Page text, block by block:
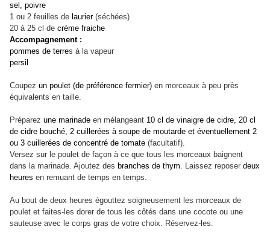
sel, poivre
1 ou 2 feuilles de laurier(séchées)
20 à 25 cl de crème fraiche
Accompagnement :
pommes de terres à la vapeur
persil
Coupez un poulet (de préférence fermier) en morceaux à peu près
équivalents en taille.
Préparez une marinade en mélangeant 10 cl de vinaigre de cidre, 20 cl
de cidre bouché, 2 cuillerées à soupe de moutarde et éventuellement 2
ou 3 cuillerées de concentré de tomate (facultatif).
Versez sur le poulet de façon à ce que tous les morceaux baignent
dans la marinade. Ajoutez des branches de thym. Laissez reposer deux
heures en remuant de temps en temps.
Au bout de deux heures égouttez soigneusement les morceaux de
poulet et faites-les dorer de tous les côtés dans une cocote ou une
sauteuse avec le corps gras de votre choix. Réservez-les.